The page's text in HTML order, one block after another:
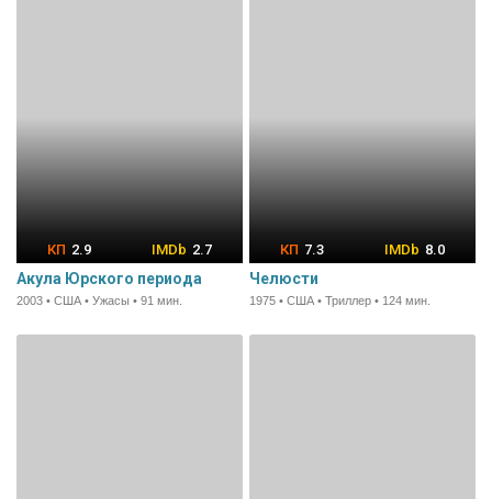
2.9 2.7
Акула Юрского периода
2003 • США • Ужасы • 91 мин.
7.3 8.0
Челюсти
1975 • США • Триллер • 124 мин.